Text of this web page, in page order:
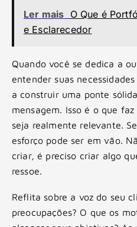
Ler mais O Que é
e Esclarecedor
Quando você se dedica a
entender suas
a construir uma ponte
mensagem. Isso é o que
seja realmente relevante.
esforço pode ser em vão.
criar, é preciso criar algo
ressoe.
Reflita sobre a voz do seu
preocupações? O que os